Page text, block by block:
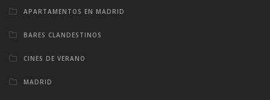
APARTAMENTOS EN MADRID
BARES CLANDESTINOS
CINES DE VERANO
MADRID